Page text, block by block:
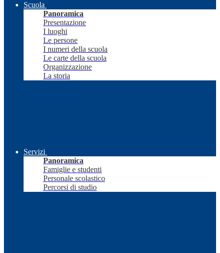
Scuola
Panoramica
Presentazione
I luoghi
Le persone
I numeri della scuola
Le carte della scuola
Organizzazione
La storia
Servizi
Panoramica
Famiglie e studenti
Personale scolastico
Percorsi di studio